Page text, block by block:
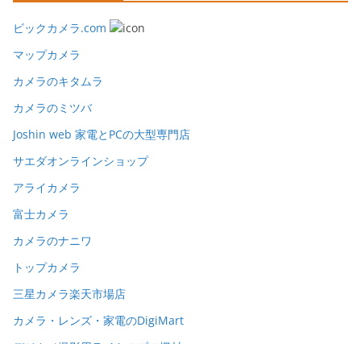
ビックカメラ.com
マップカメラ
カメラのキタムラ
カメラのミツバ
Joshin web 家電とPCの大型専門店
サエダオンラインショップ
アライカメラ
富士カメラ
カメラのナニワ
トップカメラ
三星カメラ楽天市場店
カメラ・レンズ・家電のDigiMart